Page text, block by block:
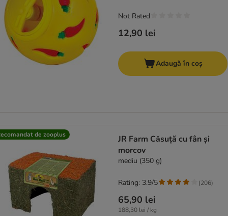
12,90 lei
Not Rated
Adaugă în coș
de zooplus
JR Farm Căsuță cu fân și
morcov
mediu (350 g)
65,90 lei
188,30 lei / kg
Rating: 3.9/5 (206)